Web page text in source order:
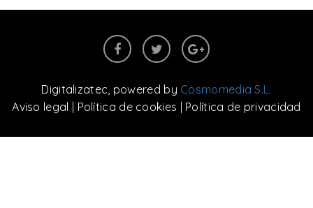
Digitalizatec, powered by Cosmomedia S.L.
Aviso legal
Política de cookies Política de privacidad